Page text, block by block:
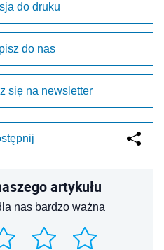
do druku
do nas
się na newsletter
artykułu
nas bardzo ważna